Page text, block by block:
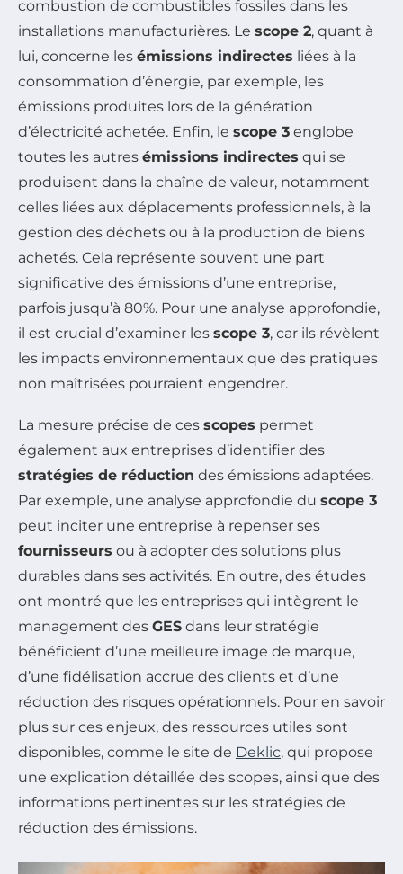
combustion de combustibles fossiles dans les
installations manufacturières. Le scope 2, quant à
lui, concerne les émissions indirectes liées à la
consommation d’énergie, par exemple, les
émissions produites lors de la génération
d’électricité achetée. Enfin, le scope 3 englobe
toutes les autres émissions indirectes qui se
produisent dans la chaîne de valeur, notamment
celles liées aux déplacements professionnels, à la
gestion des déchets ou à la production de biens
achetés. Cela représente souvent une part
significative des émissions d’une entreprise,
parfois jusqu’à 80%. Pour une analyse approfondie,
il est crucial d’examiner les scope 3, car ils révèlent
les impacts environnementaux que des pratiques
non maîtrisées pourraient engendrer.
La mesure précise de ces scopes permet
également aux entreprises d’identifier des
stratégies de réduction des émissions adaptées.
Par exemple, une analyse approfondie du scope 3
peut inciter une entreprise à repenser ses
fournisseurs ou à adopter des solutions plus
durables dans ses activités. En outre, des études
ont montré que les entreprises qui intègrent le
management des GES dans leur stratégie
bénéficient d’une meilleure image de marque,
d’une fidélisation accrue des clients et d’une
réduction des risques opérationnels. Pour en savoir
plus sur ces enjeux, des ressources utiles sont
disponibles, comme le site de Deklic, qui propose
une explication détaillée des scopes, ainsi que des
informations pertinentes sur les stratégies de
réduction des émissions.